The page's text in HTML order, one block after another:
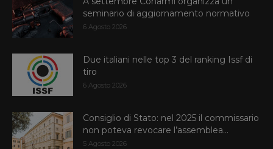
seminario di aggiornamento normativo
6 Agosto 2026
Due italiani nelle top 3 del ranking Issf di
tiro
6 Agosto 2026
Consiglio di Stato: nel 2025 il commissario
non poteva revocare l’assemblea...
5 Agosto 2026